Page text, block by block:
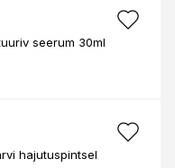
seerum 30ml
hajutuspintsel